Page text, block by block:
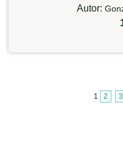
Autor:
1 2 3